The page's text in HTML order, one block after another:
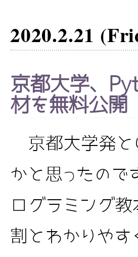
2020.2.21
京都大学、
材を無料公開
京都大学発と
かと思ったの
ログラミング教
割とわかりや